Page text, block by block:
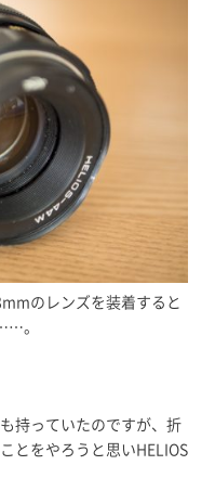
のレンズを装着すると
。
持っていたのですが、折
とをやろうと思いHELIOS